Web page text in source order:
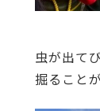
虫が出て
掘ること